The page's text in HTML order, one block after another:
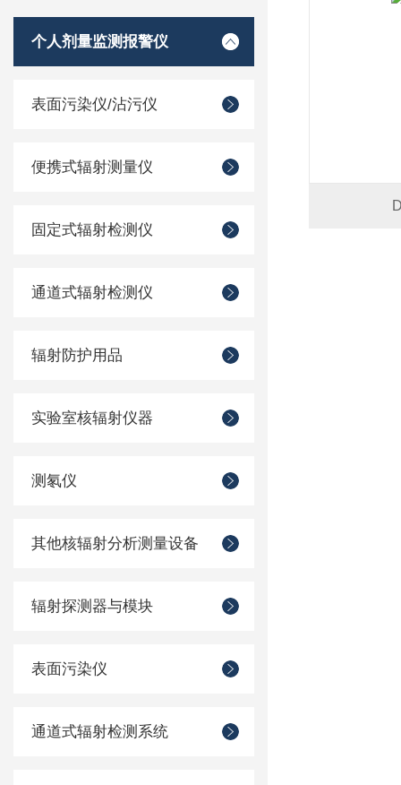
个人剂量监测报警仪
表面污染仪/沾污仪
便携式辐射测量仪
固定式辐射检测仪
通道式辐射检测仪
辐射防护用品
实验室核辐射仪器
测氡仪
其他核辐射分析测量设备
辐射探测器与模块
表面污染仪
通道式辐射检测系统